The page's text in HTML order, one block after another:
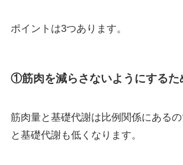
ポイントは3つあります。
①筋肉を減らさないようにするた
筋肉量と基礎代謝は比例関係にある
と基礎代謝も低くなります。